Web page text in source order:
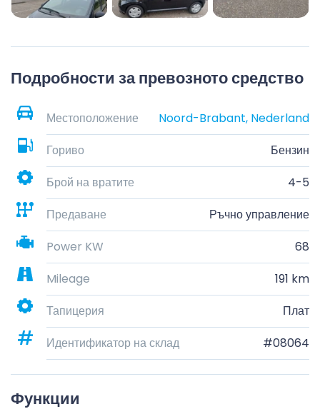
Подробности за превозното средство
Местоположение
Noord-Brabant, Nederland
Гориво
Бензин
Брой на вратите
4-5
Предаване
Ръчно управление
Power KW
68
Mileage
191 km
Тапицерия
Плат
Идентификатор на склад
#08064
Функции